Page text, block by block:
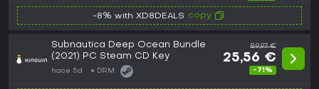
-8% with XD8DEALS copy
Subnautica Deep Ocean Bundle
(2021) PC Steam CD Key
hace 5d DRM:
89,97 €
25,56 €
-71%